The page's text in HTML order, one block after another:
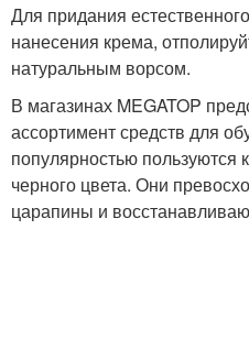
Для придания
нанесения крема,
натуральным ворсом.
В магазинах MEGATOP
ассортимент средств для
популярностью пользуются
черного цвета. Они
царапины и